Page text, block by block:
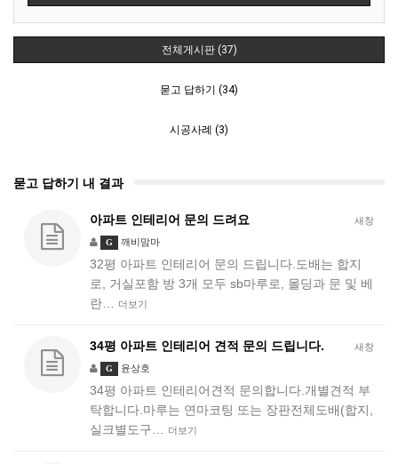
전체게시판 (37)
묻고 답하기 (34)
시공사례 (3)
묻고 답하기 내 결과
새창
아파트 인테리어 문의 드려요
G 깨비맘마
32평 아파트 인테리어 문의 드립니다.도배는 합지
로, 거실포함 방 3개 모두 sb마루로, 몰딩과 문 및 베
란…
더보기
새창
34평 아파트 인테리어 견적 문의 드립니다.
G 윤상호
34평 아파트 인테리어견적 문의합니다.개별견적 부
탁합니다.마루는 연마코팅 또는 장판전체도배(합지,
실크별도구…
더보기